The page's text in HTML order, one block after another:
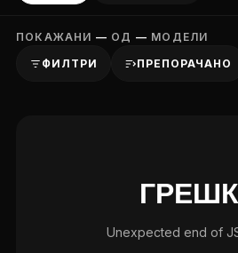
ПОКАЖАНИ — ОД — МОДЕЛИ
ФИЛТРИ
ПРЕПОРАЧАНО
Unexpected end of